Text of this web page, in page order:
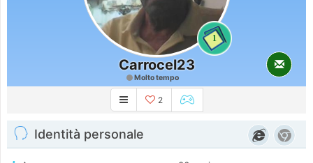
1
Carrocel23
Molto tempo
2
Identità personale